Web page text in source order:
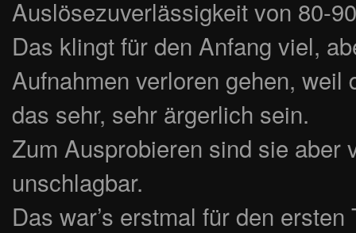
Auslösezuverlässigkeit von 80-
Das klingt für den Anfang viel,
Aufnahmen verloren gehen,
das sehr, sehr ärgerlich sein.
Zum Ausprobieren sind sie aber
unschlagbar.
Das war’s erstmal für den